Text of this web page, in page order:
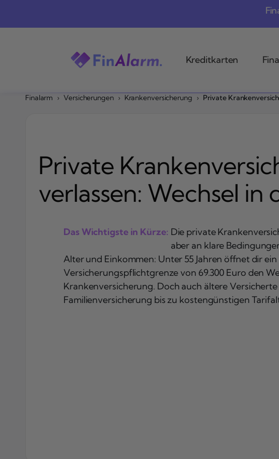
springen
Kreditkarten
Finalarm › Versicherungen › Krankenversicherung › Private
Private
verlassen: Wechsel in
Das Wichtigste in Kürze: Die private
aber an klare
Alter und Einkommen: Unter 55 Jahren öffnet dir
Versicherungspflichtgrenze von 69.300 Euro den
Krankenversicherung. Doch auch ältere
Familienversicherung bis zu kostengünstigen